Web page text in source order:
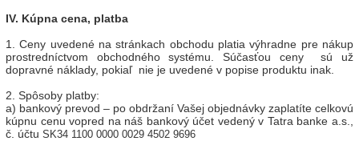
IV. Kúpna cena, platba
1. Ceny uvedené na stránkach obchodu platia výhradne pre nákup
prostredníctvom obchodného systému. Súčasťou ceny sú už
dopravné náklady, pokiaľ nie je uvedené v popise produktu inak.
2. Spôsoby platby:
a) bankový prevod – po obdržaní Vašej objednávky zaplatíte celkovú
kúpnu cenu vopred na náš bankový účet vedený v Tatra banke a.s.,
č. účtu SK34 1100 0000 0029 4502 9696